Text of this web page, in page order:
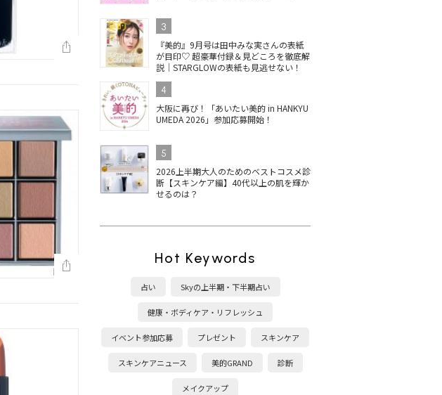
3
『美的』9月号は田中みな実さんの表紙
が目印♡ 超豪華付録＆見どころを徹底解
説｜STARGLOWの表紙も見逃せない！
4
大阪に再び！「あいたい美的 in HANKYU
UMEDA 2026」参加応募開始！
5
2026上半期大人のためのベストコスメ診
断【スキンケア編】40代以上の肌を輝か
せるのは？
Hot Keywords
占い Skyの上半期・下半期占い
健康・ボディケア・リフレッシュ
イベント参加応募 プレゼント スキンケア
スキンケアニュース 美的GRAND 診断
メイクアップ